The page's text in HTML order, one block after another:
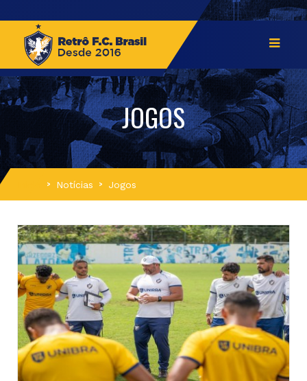
JOGOS
Notícias Jogos